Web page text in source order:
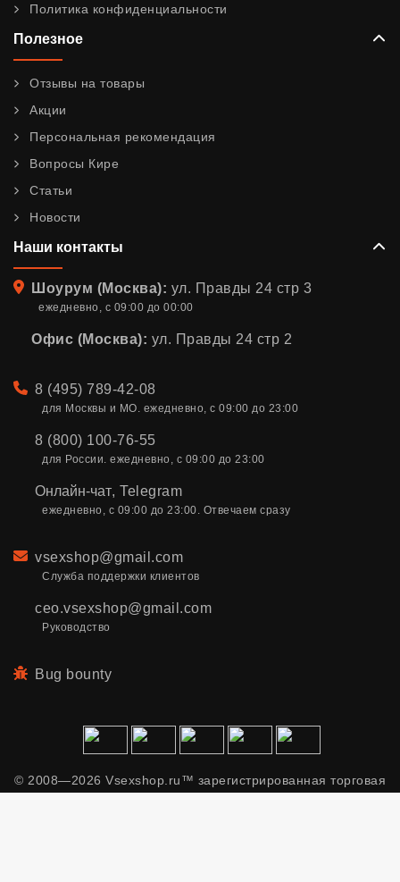
Политика конфиденциальности
Полезное
Отзывы на товары
Акции
Персональная рекомендация
Вопросы Кире
Статьи
Новости
Наши контакты
Адрес
Шоурум (Москва): ул. Правды 24 стр 3
ежедневно, с 09:00 до 00:00
Офис (Москва): ул. Правды 24 стр 2
Телефон
8 (495) 789-42-08
для Москвы и МО. ежедневно, с 09:00 до 23:00
8 (800) 100-76-55
для России. ежедневно, с 09:00 до 23:00
Онлайн-чат, Telegram
ежедневно, с 09:00 до 23:00. Отвечаем сразу
Email
vsexshop@gmail.com
Служба поддержки клиентов
ceo.vsexshop@gmail.com
Руководство
Bug bounty
© 2008—2026 Vsexshop.ru™ зарегистрированная торговая